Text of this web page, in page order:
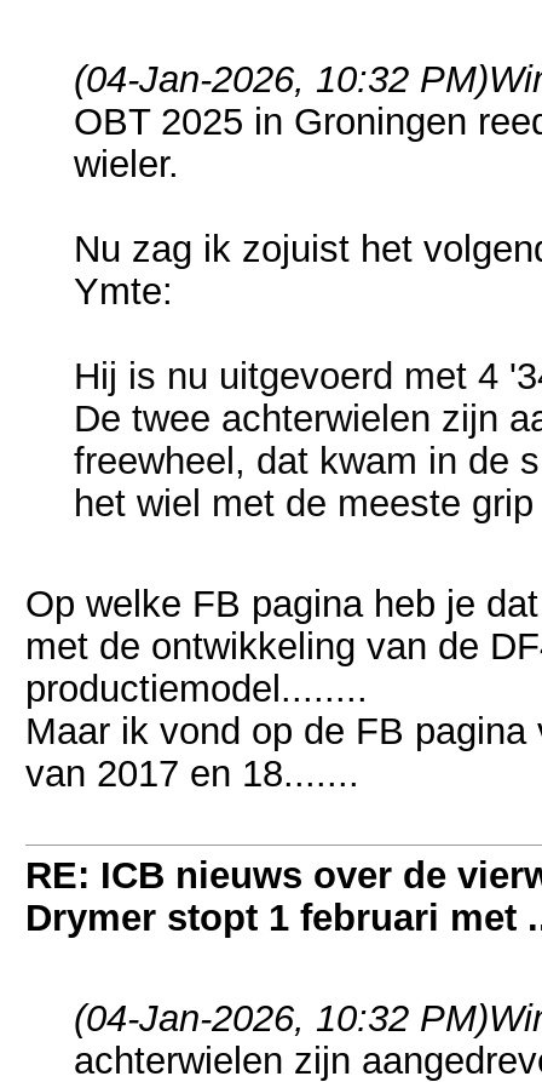
(04-Jan-2026, 10:32 PM)
OBT 2025 in Groningen
wieler.
Nu zag ik zojuist het
Ymte:
Hij is nu uitgevoerd met 4
De twee achterwielen zijn
freewheel, dat kwam in de
het wiel met de meeste
Op welke FB pagina heb je
met de ontwikkeling van de
productiemodel........
Maar ik vond op de FB
van 2017 en 18.......
RE: ICB nieuws over de
Drymer stopt 1 februari met
(04-Jan-2026, 10:32 PM)
achterwielen zijn